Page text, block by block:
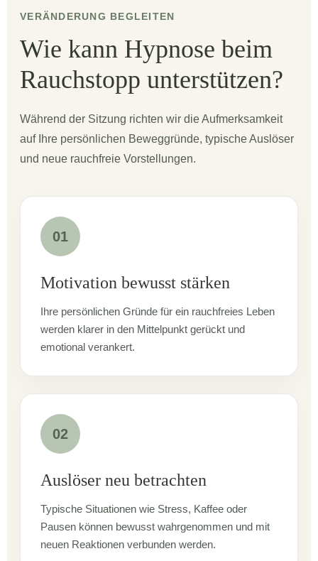
VERÄNDERUNG BEGLEITEN
Wie kann Hypnose beim
Rauchstopp unterstützen?
Während der Sitzung richten wir die Aufmerksamkeit
auf Ihre persönlichen Beweggründe, typische Auslöser
und neue rauchfreie Vorstellungen.
01
Motivation bewusst stärken
Ihre persönlichen Gründe für ein rauchfreies Leben
werden klarer in den Mittelpunkt gerückt und
emotional verankert.
02
Auslöser neu betrachten
Typische Situationen wie Stress, Kaffee oder
Pausen können bewusst wahrgenommen und mit
neuen Reaktionen verbunden werden.